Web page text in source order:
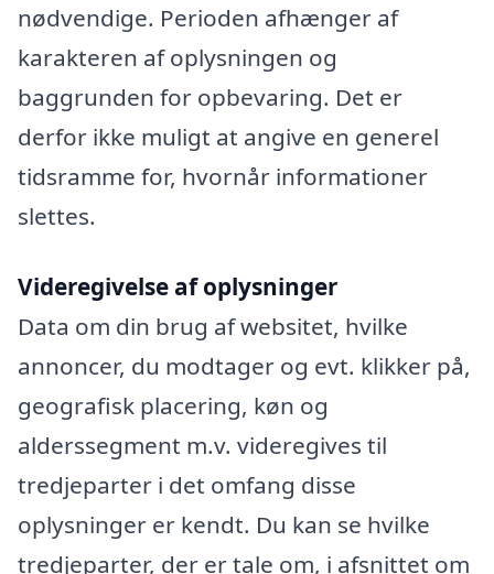
nødvendige. Perioden afhænger af
karakteren af oplysningen og
baggrunden for opbevaring. Det er
derfor ikke muligt at angive en generel
tidsramme for, hvornår informationer
slettes.
Videregivelse af oplysninger
Data om din brug af websitet, hvilke
annoncer, du modtager og evt. klikker på,
geografisk placering, køn og
alderssegment m.v. videregives til
tredjeparter i det omfang disse
oplysninger er kendt. Du kan se hvilke
tredjeparter, der er tale om, i afsnittet om